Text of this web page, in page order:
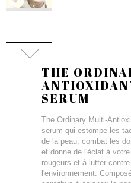
THE
SERUM
The Ordinary Multi-
serum qui estompe les
de la peau, combat les
et donne de l'éclat à
rougeurs et à lutter
l'environnement.